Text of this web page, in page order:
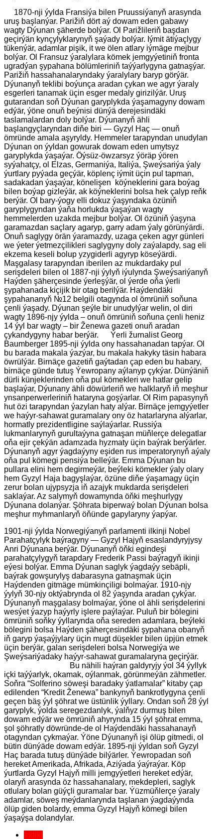
1870-nji ýylda Fransiýa bilen Pruussiýanyň arasynda
uruş başlanýar. Parižiň dört aý dowam eden gabawy
wagty Dýunan şäherde bolýar. Ol Parižlileriň başdan
geçirýän kynçylyklarynyň şaýady bolýar. Iýmit ätiýaçlygy
tükenýär, adamlar pişik, it we ölen atlary iýmäge mejbur
bolýar. Ol Fransuz ýaralylara kömek jemgyýetiniň fronta
ugradýan şypahana bölümleriniň taýýarlygyna gatnaşýar.
Parižiň hassahanalaryndaky ýaralylary baryp görýär.
Dýunanyň teklibi boýunça aradan çykan we agyr ýaraly
esgerleri tanamak üçin esger medaly girizilýär. Uruş
gutarandan soň Dýunan garyplykda ýaşamagyny dowam
edýär, ýöne onuň beýnisi dünýä derejesindäki
taslamalardan doly bolýar. Dýunanyň ähli
başlangyçlaryndan diňe biri — Gyzyl Haç — onuň
ömründe amala aşyryldy. Hemmeler tarapyndan unudylan
Dýunan on ýyldan gowurak dowam eden umytsyz
garyplykda ýaşaýar. Öýsüz-öwzarsyz ýöräp ýören
syýahatçy, ol Elzas, Germaniýa, Italiýa, Şweýsariýa ýaly
ýurtlary pyýada geçýär, köplenç iýmit üçin pul tapman,
sadakadan ýaşaýar, könelişen köýneklerini gara boýag
bilen boýap gizleýär, ak köýneklerini bolsa hek çalyp reňk
berýär. Ol bary-ýogy elli dokuz ýaşyndaka özüniň
garyplygyndan ýaňa horlukda ýaşaýan wagty
hemmelerden uzakda mejbur bolýar. Ol özüniň ýaşyna
garamazdan saçlary agaryp, garry adam ýaly görünýärdi.
Onuň saglygy örän ýaramazdy, uzaga çeken agyr günleri
we ýeter ýetmezçilikleri saglygyny doly zaýalapdy, sag eli
ekzema keseli bolup yzygiderli agyryp köseýärdi.
Maşgalasy tarapyndan iberilen az mukdardaky pul
serişdeleri bilen ol 1887-nji ýylyň iýulynda Şweýsariýanyň
Haýden şäherçesinde ýerleşýär, ol ýerde oňa ýerli
şypahanada kiçijik bir otag berilýär. Haýdendäki
şypahananyň №12 belgili otagynda ol ömrüniň soňuna
çenli ýaşady. Dýunan şeýle bir unudylýar welin, ol diri
wagty 1896-njy ýylda – onuň ömrüniň soňuna çenli heniz
14 ýyl bar wagty – bir Ženewa gazeti onuň aradan
çykandygyny habar berýär. Ýerli žurnalist Georg
Baumberger 1895-nji ýylda ony hassahanadan tapýar. Ol
bu barada makala ýazýar, bu makala hakyky täsin habara
öwrülýär. Birnäçe gazetiň gaýtadan çap eden bu habary,
birnäçe günde tutuş Ýewropany aýlanyp çykýar. Dünýäniň
dürli künjeklerinden oňa pul kömekleri we hatlar gelip
başlaýar, Dýunany ähli döwürleriň we halklaryň iň meşhur
ynsanperwerleriniň hataryna goşýarlar. Ol Rim papasynyň
hut özi tarapyndan ýazylan haty alýar. Birnäçe jemgyýetler
we haýyr-sahawat guramalary ony öz hatarlaryna alýarlar,
hormatly prezidentligine saýlaýarlar. Russiýa
lukmanlarynyň gurultaýyna gatnaşan müňlerçe delegatlar
oňa ejir çekýän adamzada hyzmaty üçin baýrak berýärler.
Dýunanyň agyr ýagdaýyny eşiden rus imperatorynyň aýaly
oňa pul kömegi pensiýa belleýär. Emma Dýunan bu
pullara elini hem degirmeýär, beýleki kömekler ýaly olary
hem Gyzyl Haja bagyşlaýar, özüne diňe ýaşamagy üçin
zerur bolan ujypsyzja iň azajyk mukdarda serişdeleri
saklaýar. Az salymyň dowamynda öňki meşhurlygy
Dýunana dolanýar. Şöhrata biperwaý bolan Dýunan bolsa
meşhur myhmanlaryň öňünde gapylaryny ýapýar.
1901-nji ýylda Norwegiýanyň parlamenti ilkinji Nobel
Parahatçylyk baýragyny — Gyzyl Hajyň esaslandyryjysy
Anri Dýunana berýär. Dýunanyň öňki egindeşi
parahatçylygyň tarapdary Frederik Passi baýragyň ikinji
eýesi bolýar. Emma Dýunan saglyk ýagdaýy sebäpli,
baýrak gowşurylyş dabarasyna gatnaşmak üçin
Haýdenden gitmäge mümkinçiligi bolmaýar. 1910-njy
ýylyň 30-njy oktýabrynda ol 82 ýaşynda aradan çykýar.
Dýunanyň maşgalasy bolmaýar, ýöne ol ähli serişdelerini
wesýet ýazyp haýyrly işlere paýlaýar. Puluň bir bölegini
ömrüniň soňky ýyllarynda oňa sereden adamlara, beýleki
bölegini bolsa Haýden şäherçesindäki şypahana obanyň
iň garyp ýaşaýjylary üçin mugt düşekler bilen üpjün etmek
üçin berýär, galan serişdeleri bolsa Norwegiýa we
Şweýsariýadaky haýyr-sahawat guramalaryna geçirýär.
Bu nähili haýran galdyryjy ýol 34 ýyllyk
içki taýýarlyk, okamak, oýlanmak, görünmeýän zähmetler.
Soňra “Solferino söweşi baradaky ýatlamalar” kitaby çap
edilenden “Kredit Ženewa” bankynyň bankrotlygyna çenli
geçen bäş ýyl şöhrat we üstünlik ýyllary. Ondan soň 28 ýyl
garyplyk, ýolda seregezdanlyk, ýalňyz durmuş bilen
dowam edýär we ömrüniň ahyrynda 15 ýyl şöhrat emma,
şol şöhratly döwründe-de ol Haýdendäki hassahanayň
otagyndan çykmaýar. Ýöne Dýunanyň işi ölüp gitmedi, ol
bütin dünýäde dowam edýär. 1895-nji ýyldan soň Gyzyl
Haç barada tutuş dünýäde bilýärler. Ýewropadan soň
hereket Amerikada, Afrikada, Aziýada ýaýraýar. Köp
ýurtlarda Gyzyl Hajyň milli jemgyýetleri hereket edýär,
olaryň arasynda öz hassahanalary, mekdepleri, saglyk
otlulary bolan güýçli guramalar bar. Ýüzmüňlerçe ýaraly
adamlar, söweş meýdanlarynda taşlanan ýagdaýynda
ölüp giden bolardy, emma Gyzyl Hajyň kömegi bilen
ýaşaýşa dolandylar.